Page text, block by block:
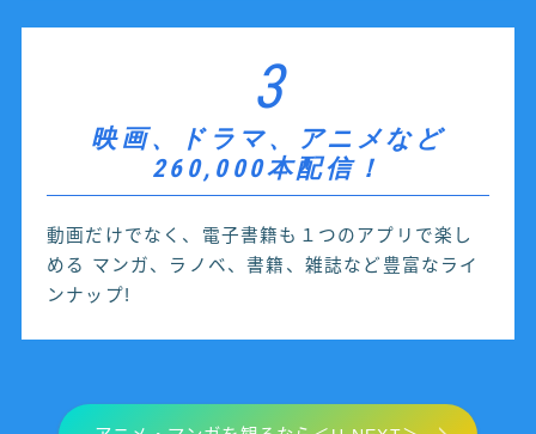
3
映画、ドラマ、アニメなど
260,000本配信！
動画だけでなく、電子書籍も１つのアプリで楽し
める マンガ、ラノベ、書籍、雑誌など豊富なライ
ンナップ!